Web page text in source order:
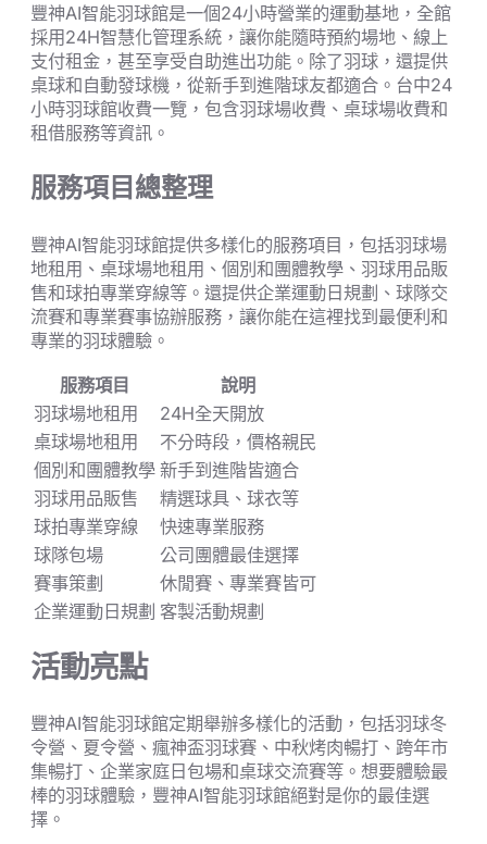
豐神AI智能羽球館是一個24小時營業的運動基地，全館
採用24H智慧化管理系統，讓你能隨時預約場地、線上
支付租金，甚至享受自助進出功能。除了羽球，還提供
桌球和自動發球機，從新手到進階球友都適合。台中24
小時羽球館收費一覽，包含羽球場收費、桌球場收費和
租借服務等資訊。
服務項目總整理
豐神AI智能羽球館提供多樣化的服務項目，包括羽球場
地租用、桌球場地租用、個別和團體教學、羽球用品販
售和球拍專業穿線等。還提供企業運動日規劃、球隊交
流賽和專業賽事協辦服務，讓你能在這裡找到最便利和
專業的羽球體驗。
服務項目
說明
羽球場地租用
24H全天開放
桌球場地租用
不分時段，價格親民
個別和團體教學 新手到進階皆適合
羽球用品販售
精選球具、球衣等
球拍專業穿線
快速專業服務
球隊包場
公司團體最佳選擇
賽事策劃
休閒賽、專業賽皆可
企業運動日規劃 客製活動規劃
活動亮點
豐神AI智能羽球館定期舉辦多樣化的活動，包括羽球冬
令營、夏令營、瘋神盃羽球賽、中秋烤肉暢打、跨年市
集暢打、企業家庭日包場和桌球交流賽等。想要體驗最
棒的羽球體驗，豐神AI智能羽球館絕對是你的最佳選
擇。